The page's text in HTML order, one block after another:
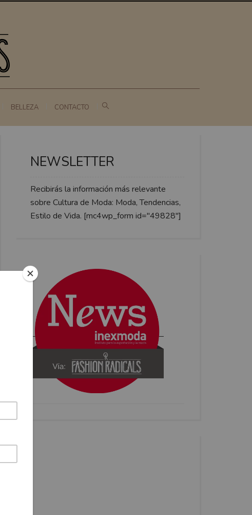
BELLEZA CONTACTO
NEWSLETTER
Recibirás la información más relevante
sobre Cultura de Moda: Moda, Tendencias,
Estilo de Vida. [mc4wp_form id="49828"]